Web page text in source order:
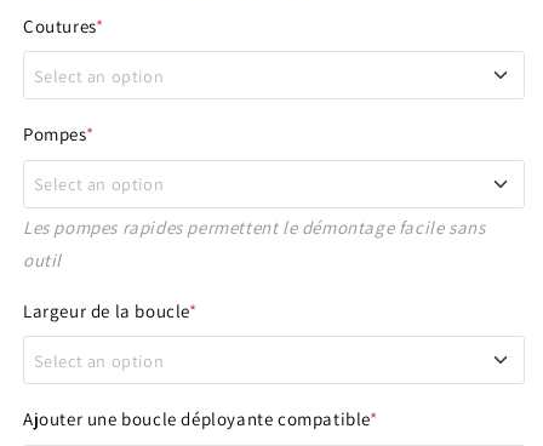
Coutures*
Select an option
Ton sur ton
Crème
Pompes*
Select an option
Non
Classique
Rapide
Les pompes rapides permettent le démontage facile sans
outil
Largeur de la boucle*
Select an option
16 mm
Ajouter une boucle déployante compatible*